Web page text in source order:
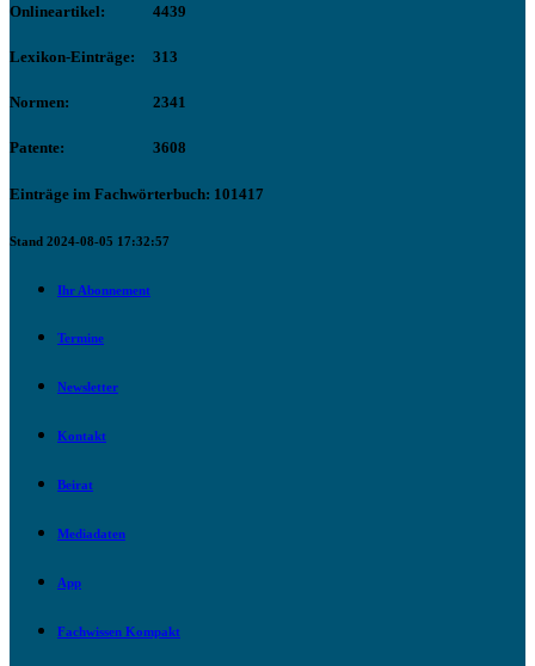
Onlineartikel: 4439
Lexikon-Einträge: 313
Normen: 2341
Patente: 3608
Einträge im Fachwörterbuch: 101417
Stand 2024-08-05 17:32:57
Ihr Abonnement
Termine
Newsletter
Kontakt
Beirat
Mediadaten
App
Fachwissen Kompakt